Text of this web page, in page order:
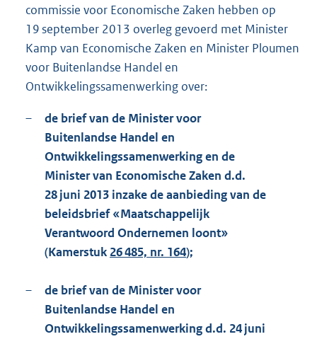
commissie voor Economische Zaken hebben op
19 september 2013 overleg gevoerd met Minister
Kamp van Economische Zaken en Minister Ploumen
voor Buitenlandse Handel en
Ontwikkelingssamenwerking over:
–
de brief van de Minister voor
Buitenlandse Handel en
Ontwikkelingssamenwerking en de
Minister van Economische Zaken d.d.
28 juni 2013 inzake de aanbieding van de
beleidsbrief «Maatschappelijk
Verantwoord Ondernemen loont»
(Kamerstuk 26 485, nr. 164);
–
de brief van de Minister voor
Buitenlandse Handel en
Ontwikkelingssamenwerking d.d. 24 juni